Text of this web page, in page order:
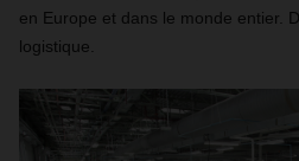
en Europe et dans le monde entier.
logistique.